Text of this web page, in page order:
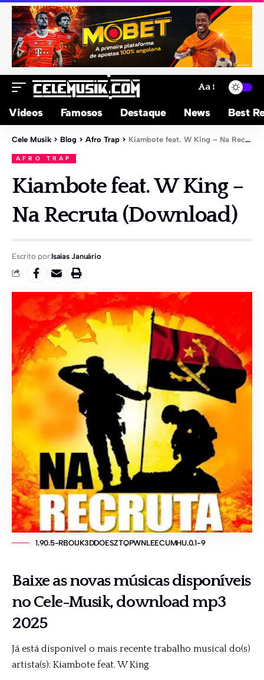
Aa
Videos Famosos Destaque News Best
Cele Musik > Blog > Afro Trap > Kiambote feat. W King – Na Recruta (Download)
AFRO TRAP
Kiambote feat. W King –
Na Recruta (Download)
Escrito por:Isaías Januário
1.90.5-RBOIJK3DDOESZTQPWNLEECUMHU.0.1-9
Baixe as novas músicas disponíveis
noCele-Musik, download mp3
2025
Já está disponivel o mais recente trabalho musical do(s)
artista(s): Kiambote feat. W King